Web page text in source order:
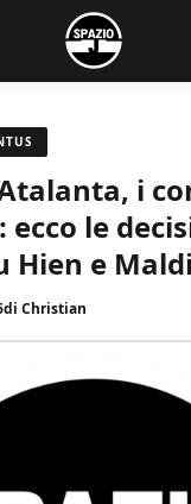
i
ecco le
Hien e
di Christian